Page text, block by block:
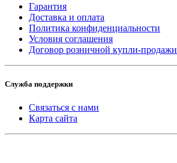
Гарантия
Доставка и оплата
Политика конфиденциальности
Условия соглашения
Договор розничной купли-продажи
Служба поддержки
Связаться с нами
Карта сайта